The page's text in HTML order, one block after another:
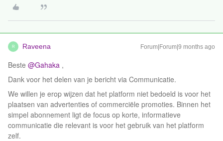
R Raveena Forum|Forum|9 months ago
Beste ​ @Gahaka ,
Dank voor het delen van je bericht via Communicatie.
We willen je erop wijzen dat het platform niet bedoeld is voor het
plaatsen van advertenties of commerciële promoties. Binnen het
simpel abonnement ligt de focus op korte, informatieve
communicatie die relevant is voor het gebruik van het platform
zelf.